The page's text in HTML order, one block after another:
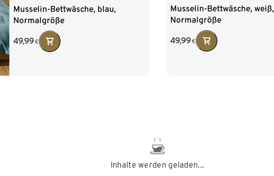
Musselin-Bettwäsche, blau,
Normalgröße
49,99€
Musselin-Bettwäsche, weiß,
Normalgröße
49,99€
Inhalte werden geladen...